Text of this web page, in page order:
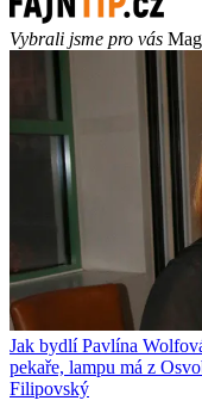
Vybrali jsme pro vás
Jak bydlí Pavlína
pekaře, lampu má z
Filipovský